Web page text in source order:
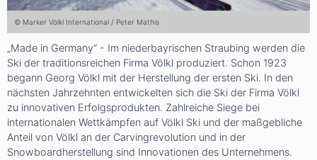
© Marker Völkl International / Peter Mathis
„Made in Germany“ - Im niederbayrischen Straubing werden die
Ski der traditionsreichen Firma Völkl produziert. Schon 1923
begann Georg Völkl mit der Herstellung der ersten Ski. In den
nächsten Jahrzehnten entwickelten sich die Ski der Firma Völkl
zu innovativen Erfolgsprodukten. Zahlreiche Siege bei
internationalen Wettkämpfen auf Völkl Ski und der maßgebliche
Anteil von Völkl an der Carvingrevolution und in der
Snowboardherstellung sind Innovationen des Unternehmens.